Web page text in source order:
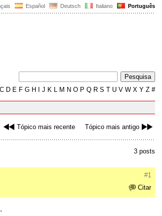
Español Deutsch Italiano Português
C D E F G H J K L M N O P Q R S T U V W X Y Z #
Tópico mais recente Tópico mais antigo
3 posts
#1
Citar